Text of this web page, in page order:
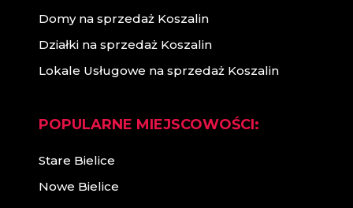
Domy na sprzedaż Koszalin
Działki na sprzedaż Koszalin
Lokale Usługowe na sprzedaż Koszalin
POPULARNE MIEJSCOWOŚCI:
Stare Bielice
Nowe Bielice